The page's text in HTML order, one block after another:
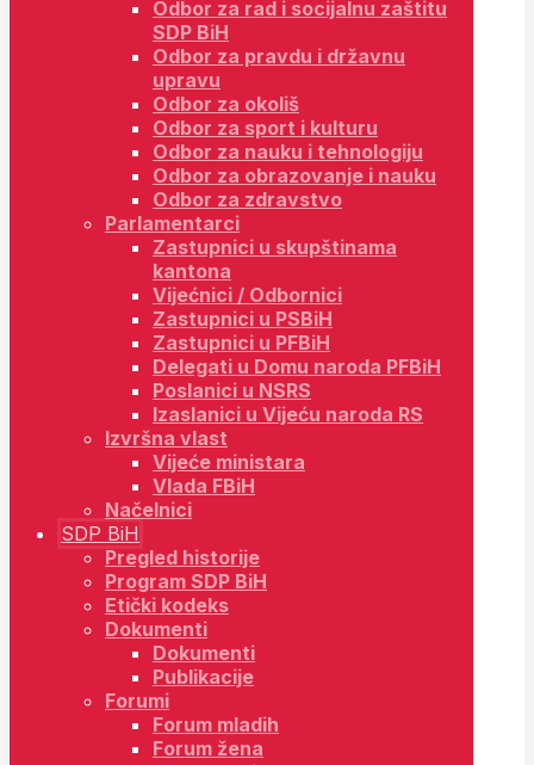
Odbor za rad i socijalnu zaštitu
SDP BiH
Odbor za pravdu i državnu
upravu
Odbor za okoliš
Odbor za sport i kulturu
Odbor za nauku i tehnologiju
Odbor za obrazovanje i nauku
Odbor za zdravstvo
Parlamentarci
Zastupnici u skupštinama
kantona
Vijećnici / Odbornici
Zastupnici u PSBiH
Zastupnici u PFBiH
Delegati u Domu naroda PFBiH
Poslanici u NSRS
Izaslanici u Vijeću naroda RS
Izvršna vlast
Vijeće ministara
Vlada FBiH
Načelnici
SDP BiH
Pregled historije
Program SDP BiH
Etički kodeks
Dokumenti
Dokumenti
Publikacije
Forumi
Forum mladih
Forum žena